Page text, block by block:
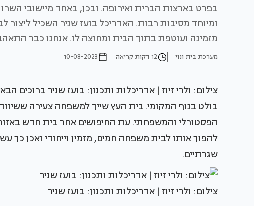
בפרט בארצות הברית ואירופה. ובכן, באחד מיישובי
ומיוחד מסיבות רבות. האדריכל בועז שניר השכיל ליצור
מזמינה ועוטפת בתוך הבית ומחוצה לו. אנחנו כבר
מערכת בית ונוי 12 דקות קריאה 10-08-2023
צילום: ולרי זיוז | אדריכלות ותכנון: בועז שניר
בולט בנוף המקומי. בית העץ שייך למשפחה צעירה
הפסטורלי והמשפחתי. עת החיפושים אחר בית חדש
להפוך אותו לבית משפחה חמים, מזמין וייחודי ואכן כך
שגרתיים.
צילום: ולרי זיוז | אדריכלות ותכנון: בועז שניר